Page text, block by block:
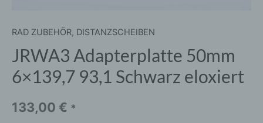
RAD ZUBEHÖR, DISTANZSCHEIBEN
JRWA3 Adapterplatte 50mm
6×139,7 93,1 Schwarz eloxiert
133,00 € *